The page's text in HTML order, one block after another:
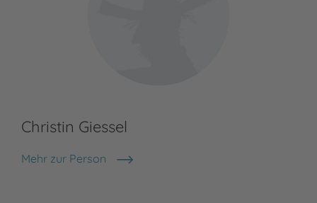
Christin Giessel
Mehr zur Person
Christin Giessel